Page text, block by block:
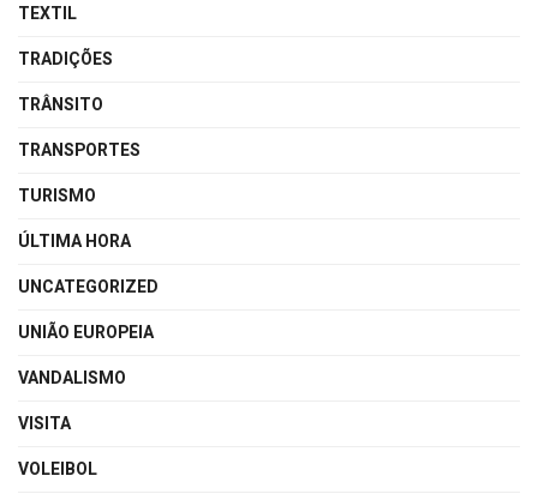
TEXTIL
TRADIÇÕES
TRÂNSITO
TRANSPORTES
TURISMO
ÚLTIMA HORA
UNCATEGORIZED
UNIÃO EUROPEIA
VANDALISMO
VISITA
VOLEIBOL